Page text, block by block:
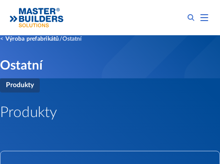
Výroba prefabrikátů Ostatní
Ostatní
Produkty
Produkty